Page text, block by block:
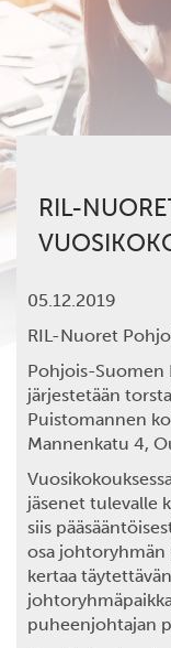
RIL-
05.12.2019
RIL-Nuoret
Pohjois-Suomen
järjestetään
Puistomannen
Mannenkatu 4,
jäsenet tulevalle
siis
osa johtoryhmän
kertaa
puheenjohtajan